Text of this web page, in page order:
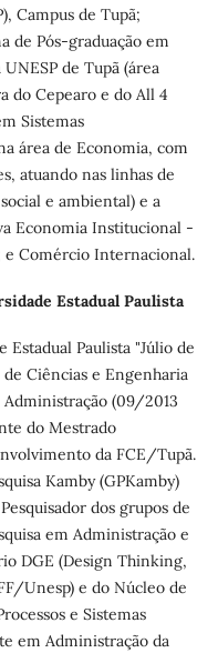
Campus de Tupã;
de Pós-graduação em
de Tupã (área
do Cepearo e do All 4
Sistemas
área de Economia, com
atuando nas linhas de
e ambiental) e a
Economia Institucional -
e Comércio Internacional.
Estadual Paulista
Estadual Paulista "Júlio de
de Ciências e Engenharia
Administração (09/2013
do Mestrado
da FCE/Tupã.
Kamby (GPKamby)
dos grupos de
em Administração e
DGE (Design Thinking,
Unesp) e do Núcleo de
e Sistemas
em Administração da